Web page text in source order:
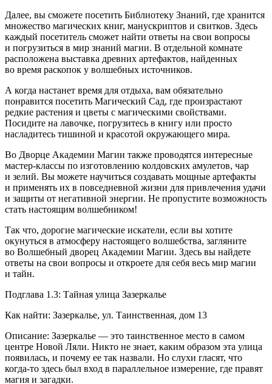
Далее, вы сможете посетить Библиотеку Знаний, где хранится
множество магических книг, манускриптов и свитков. Здесь
каждый посетитель сможет найти ответы на свои вопросы
и погрузиться в мир знаний магии. В отдельной комнате
расположена выставка древних артефактов, найденных
во время раскопок у волшебных источников.
А когда настанет время для отдыха, вам обязательно
понравится посетить Магический Сад, где произрастают
редкие растения и цветы с магическими свойствами.
Посидите на лавочке, погрузитесь в книгу или просто
насладитесь тишиной и красотой окружающего мира.
Во Дворце Академии Магии также проводятся интересные
мастер-классы по изготовлению колдовских амулетов, чар
и зелий. Вы можете научиться создавать мощные артефакты
и применять их в повседневной жизни для привлечения удачи
и защиты от негативной энергии. Не пропустите возможность
стать настоящим волшебником!
Так что, дорогие магические искатели, если вы хотите
окунуться в атмосферу настоящего волшебства, загляните
во Волшебный дворец Академии Магии. Здесь вы найдете
ответы на свои вопросы и откроете для себя весь мир магии
и тайн.
Подглава 1.3: Тайная улица Зазеркалье
Как найти: Зазеркалье, ул. Таинственная, дом 13
Описание: Зазеркалье — это таинственное место в самом
центре Новой Ляли. Никто не знает, каким образом эта улица
появилась, и почему ее так назвали. Но слухи гласят, что
когда-то здесь был вход в параллельное измерение, где правят
магия и загадки.